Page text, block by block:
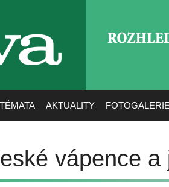
TÉMATA AKTUALITY
vápence